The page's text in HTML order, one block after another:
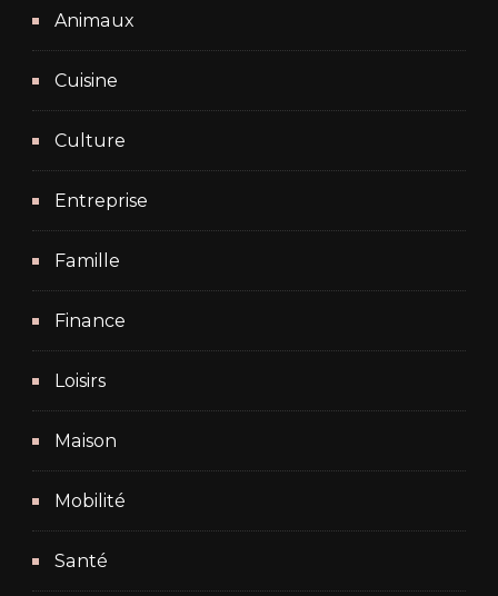
Animaux
Cuisine
Culture
Entreprise
Famille
Finance
Loisirs
Maison
Mobilité
Santé